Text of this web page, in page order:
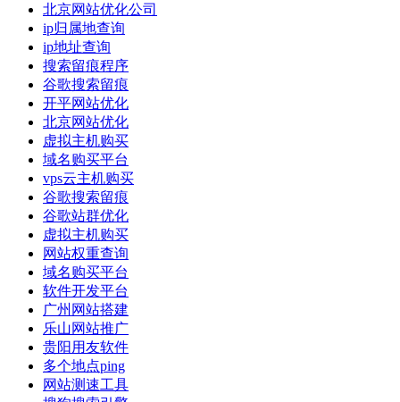
北京网站优化公司
ip归属地查询
ip地址查询
搜索留痕程序
谷歌搜索留痕
开平网站优化
北京网站优化
虚拟主机购买
域名购买平台
vps云主机购买
谷歌搜索留痕
谷歌站群优化
虚拟主机购买
网站权重查询
域名购买平台
软件开发平台
广州网站搭建
乐山网站推广
贵阳用友软件
多个地点ping
网站测速工具